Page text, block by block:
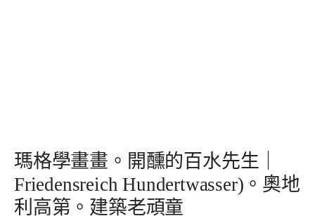
瑪格學畫畫。開醺的百水先生｜
Friedensreich Hundertwasser)。奧地
利高第。建築老頑童